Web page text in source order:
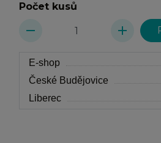
Počet kusů
remove add
E-shop
České Budějovice
Liberec